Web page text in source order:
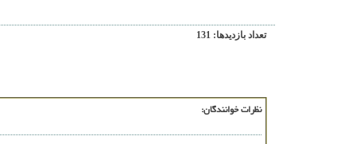
تعداد بازديدها: 131
نظرات خوانندگان: